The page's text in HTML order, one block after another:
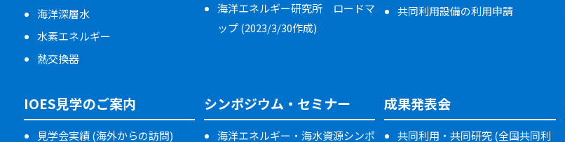
海洋深層水
水素エネルギー
熱交換器
海洋エネルギー研究所 ロードマ
ップ (2023/3/30作成)
共同利用設備の利用申請
IOES見学のご案内
見学会実績 (海外からの訪問)
シンポジウム・セミナー
海洋エネルギー・海水資源シンポ
成果発表会
共同利用・共同研究 (全国共同利